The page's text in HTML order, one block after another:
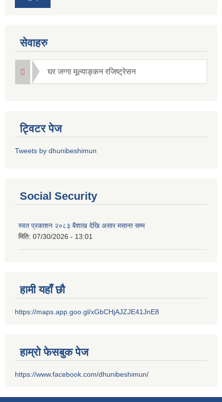
सेवाहरु
घर जग्गा मूल्याङ्कन रजिष्ट्रेसन
ट्विटर पेज
Tweets by dhunibeshimun
Social Security
स्वत प्रकाशन २०८३ बैशाख देखि असार मसान्त सम्म
मिति: 07/30/2026 - 13:01
हामी यहाँ छौ
https://maps.app.goo.gl/xGbCHjAJZJE41JnE8
हाम्रो फेसबुक पेज
https://www.facebook.com/dhunibeshimun/